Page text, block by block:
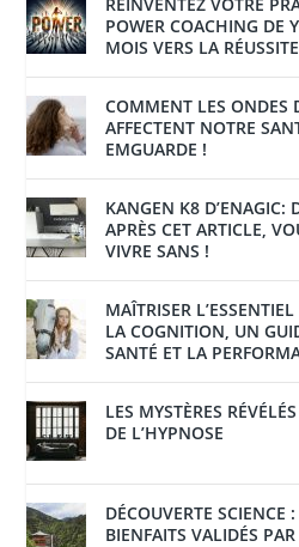
POWER COACHING DE
MOIS VERS LA RÉUSSITE
COMMENT LES ONDES
AFFECTENT NOTRE
EMGUARDE !
KANGEN K8 D’ENAGIC:
APRÈS CET ARTICLE,
VIVRE SANS !
MAÎTRISER
LA COGNITION, UN
SANTÉ ET LA
LES MYSTÈRES
DE L’HYPNOSE
DÉCOUVERTE SCIENCE
BIENFAITS VALIDÉS